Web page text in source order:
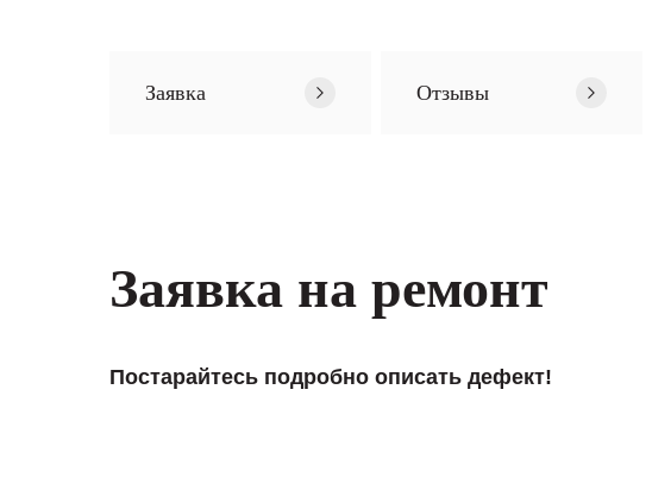
Заявка Отзывы
Заявка на ремонт
Постарайтесь подробно описать дефект!